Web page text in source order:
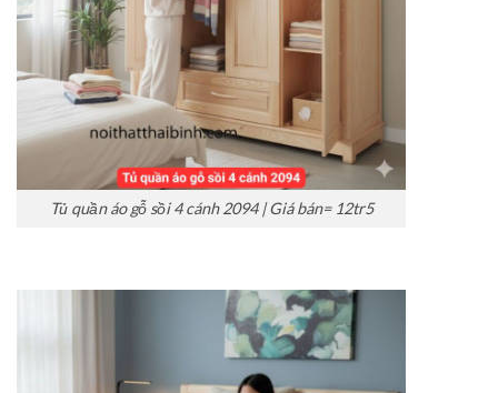
Tủ quần áo gỗ sồi 4 cánh 2094 | Giá bán= 12tr5